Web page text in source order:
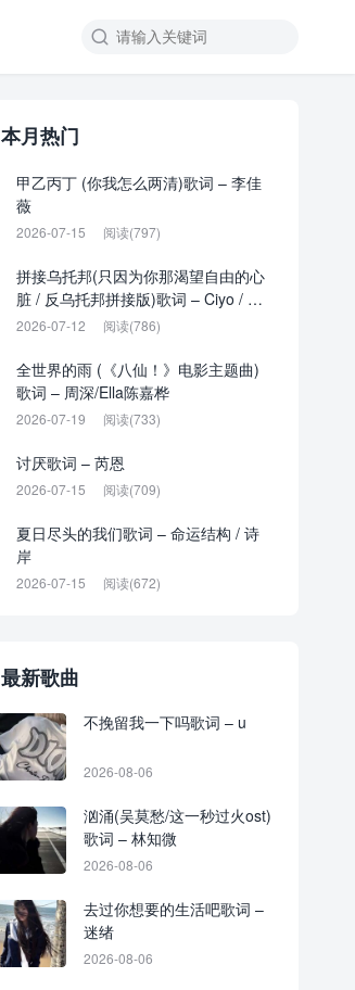

本月热门
甲乙丙丁 (你我怎么两清)歌词 – 李佳
薇
2026-07-15 阅读(797)
拼接乌托邦(只因为你那渴望自由的心
脏 / 反乌托邦拼接版)歌词 – Ciyo / 见
过夏天P / 乌托邦P
2026-07-12 阅读(786)
全世界的雨 (《八仙！》电影主题曲)
歌词 – 周深/Ella陈嘉桦
2026-07-19 阅读(733)
讨厌歌词 – 芮恩
2026-07-15 阅读(709)
夏日尽头的我们歌词 – 命运结构 / 诗
岸
2026-07-15 阅读(672)
最新歌曲
不挽留我一下吗歌词 – u
2026-08-06
汹涌(吴莫愁/这一秒过火ost)
歌词 – 林知微
2026-08-06
去过你想要的生活吧歌词 –
迷绪
2026-08-06